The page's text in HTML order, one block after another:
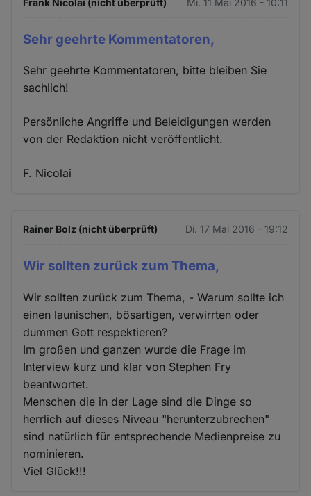
Sehr geehrte Kommentatoren,
Sehr geehrte Kommentatoren, bitte bleiben Sie
sachlich!
Persönliche Angriffe und Beleidigungen werden
von der Redaktion nicht veröffentlicht.
F. Nicolai
Rainer Bolz (nicht überprüft) Di. 17 Mai 2016 - 19:12
Wir sollten zurück zum Thema,
Wir sollten zurück zum Thema, - Warum sollte ich
einen launischen, bösartigen, verwirrten oder
dummen Gott respektieren?
Im großen und ganzen wurde die Frage im
Interview kurz und klar von Stephen Fry
beantwortet.
Menschen die in der Lage sind die Dinge so
herrlich auf dieses Niveau "herunterzubrechen"
sind natürlich für entsprechende Medienpreise zu
nominieren.
Viel Glück!!!